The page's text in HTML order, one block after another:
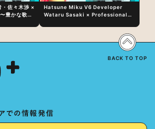
・佐々木渉 ×
豊かな歌声
Hatsune Miku V6 Developer
Wataru Sasaki × Professional
Vocal Expression Lies in “Love
for the singing characters” and
での情報発信
BACK TO TOP